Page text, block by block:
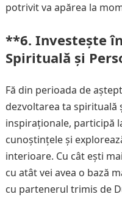
potrivit va apărea la
**6. Investește
Spirituală și
Fă din perioada de
dezvoltarea ta spirituală
inspiraționale, participă
cunoștințele și
interioare. Cu cât ești
cu atât vei avea o bază
cu partenerul trimis de